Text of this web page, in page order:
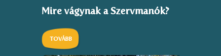
Mire vágynak a Szervmanók?
TOVÁBB